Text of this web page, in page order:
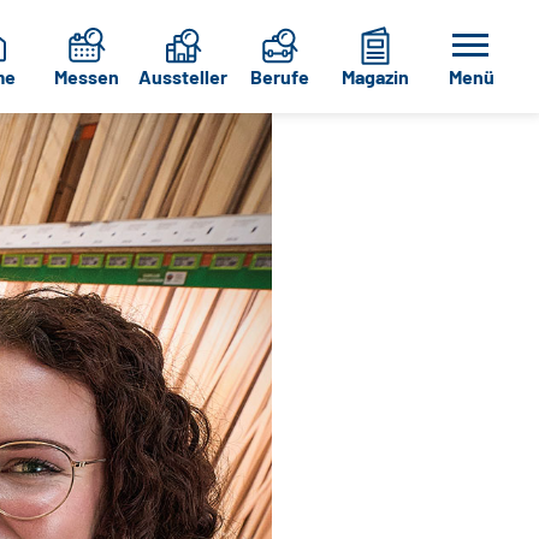
Messen Aussteller Berufe Magazin Menü